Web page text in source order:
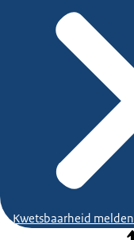
Kwetsbaarheid melden